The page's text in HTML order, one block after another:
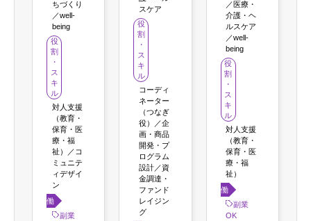
ちづくり
／well-
being
役
割
・
ス
キ
ル
対人支援
（教育・
保育・医
療・福
祉）／コ
ミュニテ
ィデザイ
ン
働き
方 副業
スケア
役
割
・
ス
キ
ル
コーディ
ネーター
（つなぎ
役）／企
画・商品
開発・プ
ログラム
設計／資
金調達・
ファンド
レイジン
グ
／医療・
介護・ヘ
ルスケア
／well-
being
役
割
・
ス
キ
ル
対人支援
（教育・
保育・医
療・福
祉）
働き
方副業
OK